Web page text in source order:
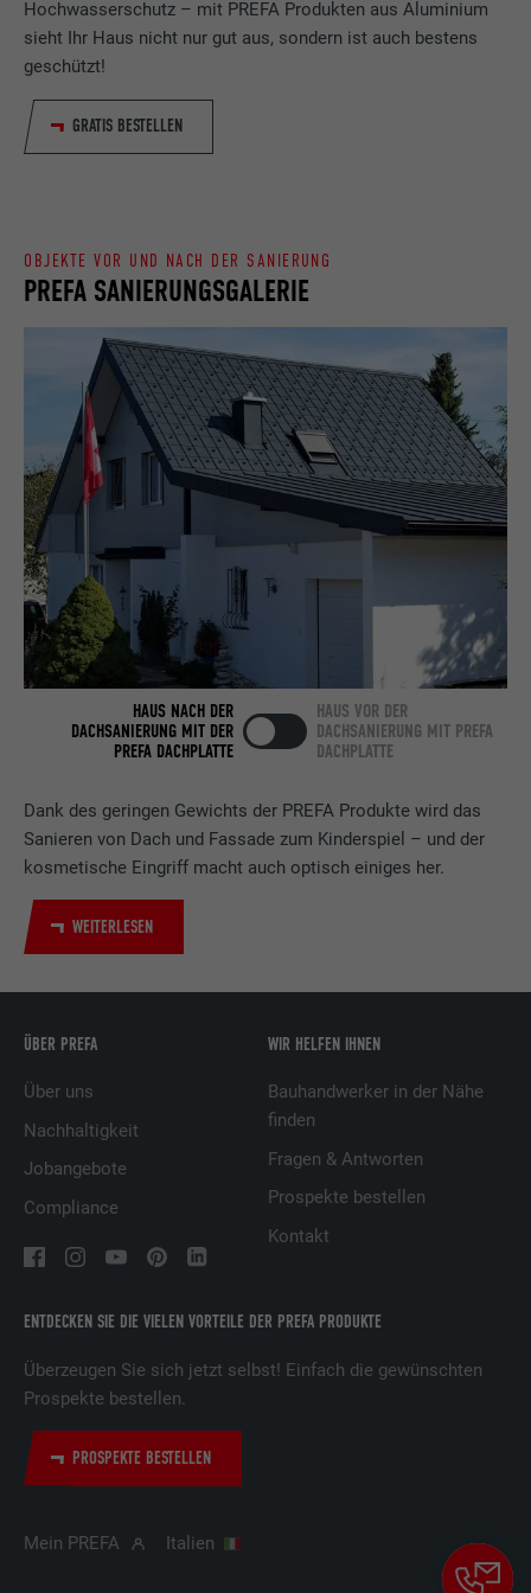
Hochwasserschutz – mit PREFA Produkten aus Aluminium
sieht Ihr Haus nicht nur gut aus, sondern ist auch bestens
geschützt!
GRATIS BESTELLEN
Dank des geringen Gewichts der PREFA Produkte wird das
Sanieren von Dach und Fassade zum Kinderspiel – und der
kosmetische Eingriff macht auch optisch einiges her.
WEITERLESEN
PREFA SANIERUNGSGALERIE
OBJEKTE VOR UND NACH DER SANIERUNG
HAUS NACH DER
DACHSANIERUNG MIT DER
PREFA DACHPLATTE
HAUS VOR DER
DACHSANIERUNG MIT PREFA
DACHPLATTE
ENTDECKEN SIE DIE VIELEN VORTEILE DER PREFA PRODUKTE
Überzeugen Sie sich jetzt selbst! Einfach die gewünschten
Prospekte bestellen.
PROSPEKTE BESTELLEN
ÜBER PREFA
Über uns
Nachhaltigkeit
Jobangebote
Compliance
WIR HELFEN IHNEN
Bauhandwerker in der Nähe
finden
Fragen & Antworten
Prospekte bestellen
Kontakt
Mein PREFA Italien
Zweck
Eingestellt von LinkedIn, wenn eine
Laufzeit 2 Jahre
Zweck
Verwendet vom Social-Networking-Dienst
LinkedIn für die Verfolgung der
Verwendung von eingebetteten
Dienstleistungen.
Name bscookie
Laufzeit 2 Jahre
Zweck
Verwendet vom Social-Networking-Dienst
LinkedIn für die Verfolgung der
Verwendung von eingebetteten
Dienstleistungen.
Name UserMatchHistory
Anbieter LinkedIn
mehreren Webseiten zu verfolgen, um
Präferenzen des Besuchers zu
Anbieter
Laufzeit 1 Tag
Verwendet vom Social-Networking-Dienst
Verwendung von eingebetteten
Dienstleistungen